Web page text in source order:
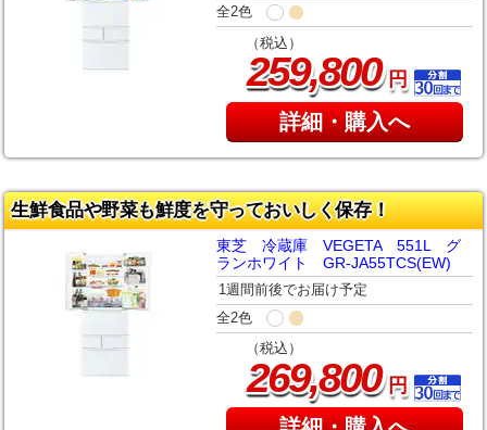
全2色
（税込）
259,800円
詳細・購入へ
生鮮食品や野菜も鮮度を守っておいしく保存！
東芝 冷蔵庫 VEGETA 551L グ
ランホワイト GR-JA55TCS(EW)
1週間前後でお届け予定
全2色
（税込）
269,800円